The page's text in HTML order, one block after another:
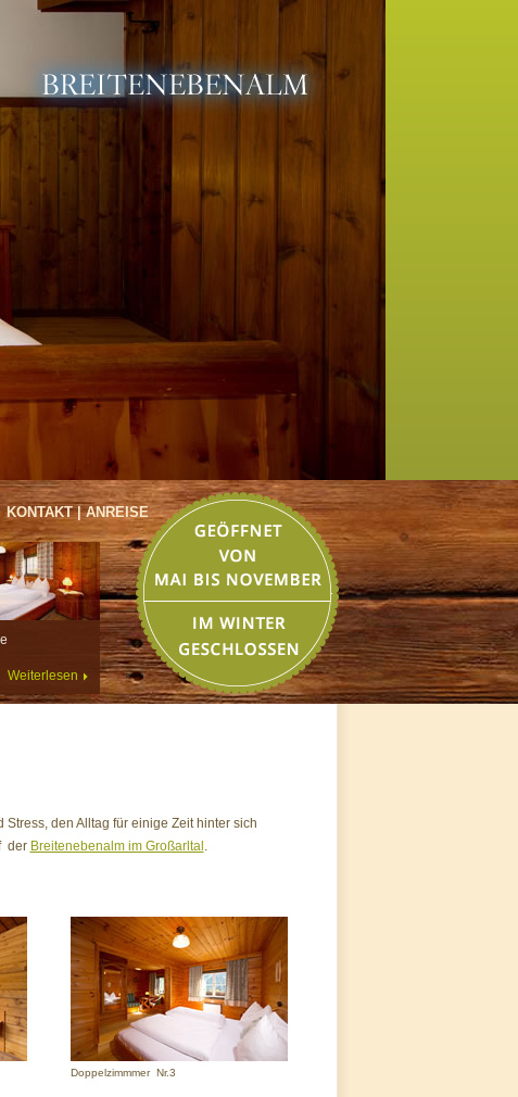
KONTAKT | ANREISE
Weiterlesen
Stress, den Alltag für einige Zeit hinter sich
der Breitenebenalm im Großarltal .
Doppelzimmmer Nr.3